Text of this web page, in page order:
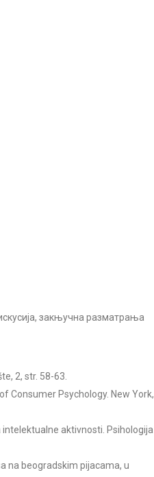
закњучна разматрања
2, str. 58-63.
of Consumer Psychology. New York,
aktivnosti. Psihologija
na beogradskim pijacama, u